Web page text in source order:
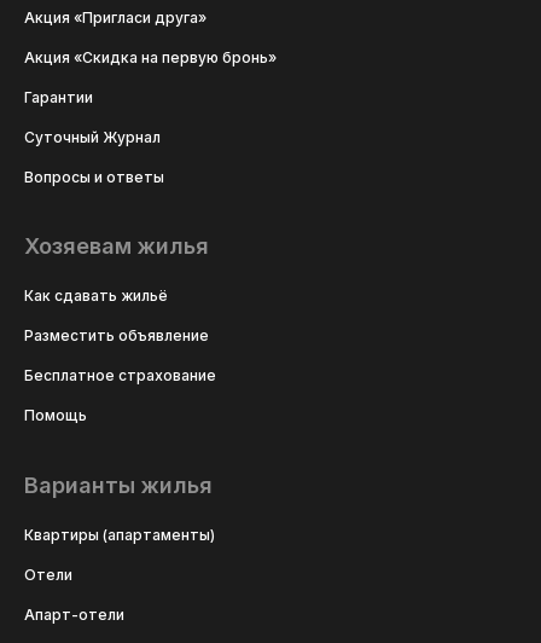
Акция «Пригласи друга»
Акция «Скидка на первую бронь»
Гарантии
Суточный Журнал
Вопросы и ответы
Хозяевам жилья
Как сдавать жильё
Разместить объявление
Бесплатное страхование
Помощь
Варианты жилья
Квартиры (апартаменты)
Отели
Апарт-отели